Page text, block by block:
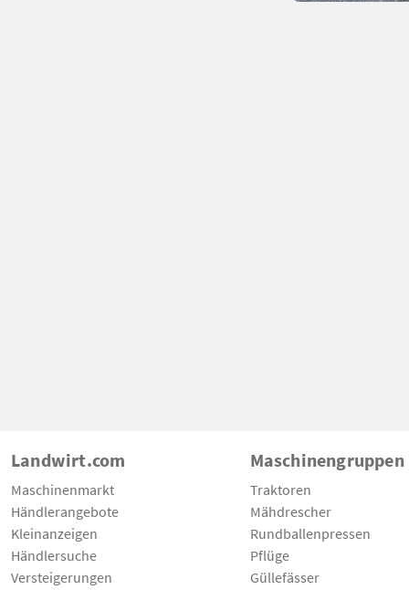
Landwirt.com
Maschinenmarkt
Händlerangebote
Kleinanzeigen
Händlersuche
Versteigerungen
Maschinengruppen
Traktoren
Mähdrescher
Rundballenpressen
Pflüge
Güllefässer